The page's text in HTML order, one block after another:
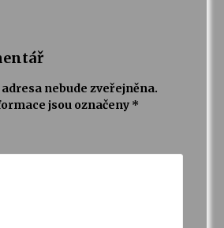
nebude zveřejněna.
jsou označeny *